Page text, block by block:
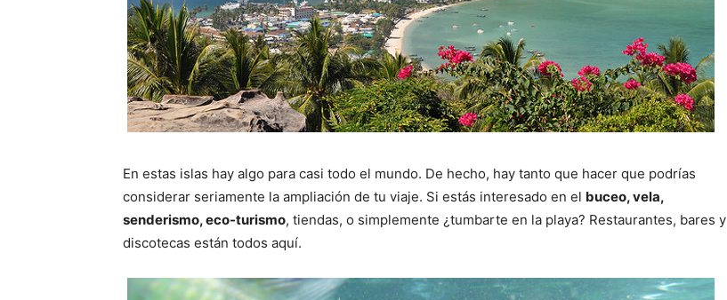
En estas islas hay algo para casi todo el mundo. De hecho, hay tanto que hacer que podrías
considerar seriamente la ampliación de tu viaje. Si estás interesado en el buceo, vela,
senderismo, eco-turismo, tiendas, o simplemente ¿tumbarte en la playa? Restaurantes, bares y
discotecas están todos aquí.